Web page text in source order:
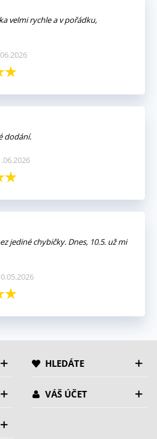
velmi rychle a v pořádku,
dodání.
jediné chybičky. Dnes, 10.5. už mi
HLEDÁTE
VÁŠ ÚČET